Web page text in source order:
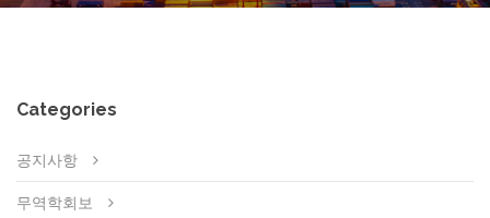
Categories
공지사항
무역학회보